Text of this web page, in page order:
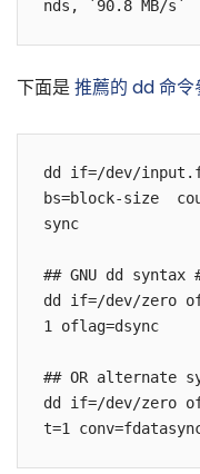
下面是推薦的 dd 命令
dd if=/dev/
bs=block-size
sync
## GNU dd syntax
dd if=/dev/zero
1 oflag=dsync
## OR alternate
dd if=/dev/zero